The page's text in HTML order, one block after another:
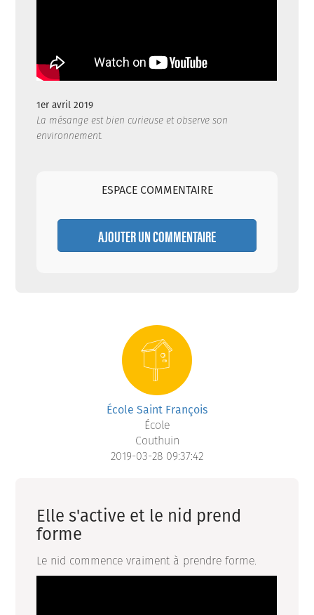
1er avril 2019
La mésange est bien curieuse et observe son
environnement.
ESPACE COMMENTAIRE
AJOUTER UN COMMENTAIRE
École Saint François
École
Couthuin
2019-03-28 09:37:42
Elle s'active et le nid prend
forme
Le nid commence vraiment à prendre forme.